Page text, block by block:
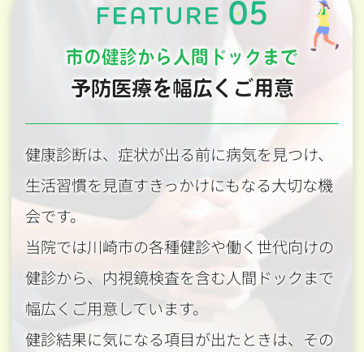
市の健診から人間ドックまで
予防医療を幅広くご用意
健康診断は、症状が出る前に病気を見つけ、
生活習慣を見直すきっかけにもなる大切な機
会です。
当院では川崎市の各種健診や働く世代向けの
健診から、内視鏡検査を含む人間ドックまで
幅広くご用意しています。
健診結果に気になる項目が出たときは、その